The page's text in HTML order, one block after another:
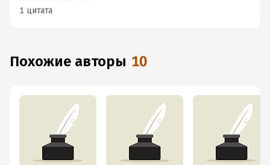
1 цитата
Похожие авторы 10